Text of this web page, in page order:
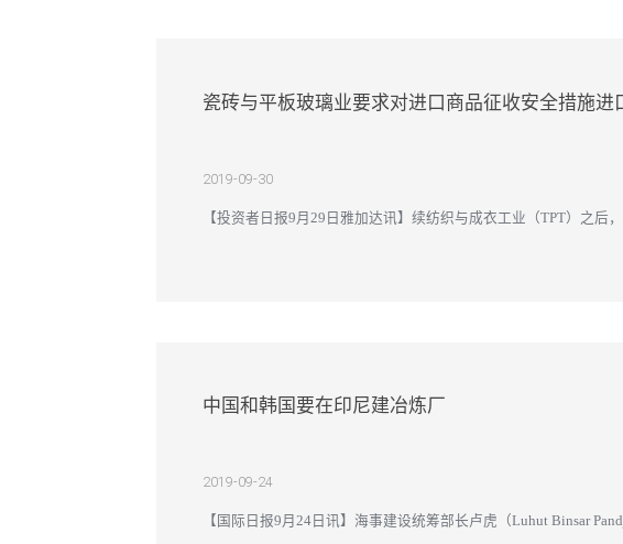
瓷砖与平板玻璃业要求对进口商品征收安全措施进
2019-09-30
【投资者日报9月29日雅加达讯】续纺织与成衣工业（TPT）之
中国和韩国要在印尼建冶炼厂
2019-09-24
【国际日报9月24日讯】海事建设统筹部长卢虎（Luhut Binsar